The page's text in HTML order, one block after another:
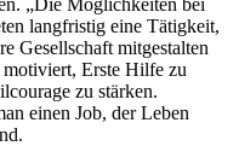
langfristig eine Tätigkeit,
Gesellschaft mitgestalten
motiviert, Erste Hilfe zu
zu stärken.
einen Job, der Leben